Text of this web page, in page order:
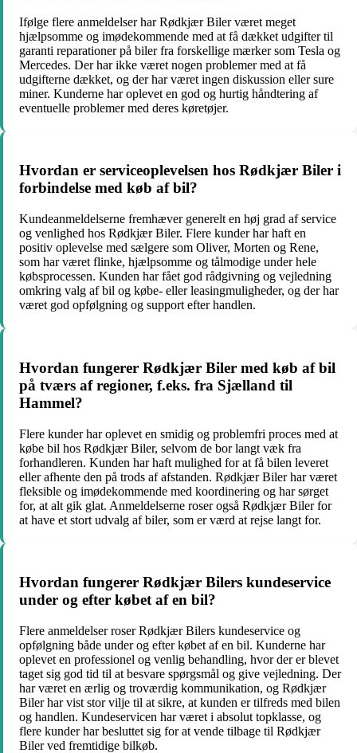
Ifølge flere anmeldelser har Rødkjær Biler været meget
hjælpsomme og imødekommende med at få dækket udgifter til
garanti reparationer på biler fra forskellige mærker som Tesla og
Mercedes. Der har ikke været nogen problemer med at få
udgifterne dækket, og der har været ingen diskussion eller sure
miner. Kunderne har oplevet en god og hurtig håndtering af
eventuelle problemer med deres køretøjer.
Hvordan er serviceoplevelsen hos Rødkjær Biler i
forbindelse med køb af bil?
Kundeanmeldelserne fremhæver generelt en høj grad af service
og venlighed hos Rødkjær Biler. Flere kunder har haft en
positiv oplevelse med sælgere som Oliver, Morten og Rene,
som har været flinke, hjælpsomme og tålmodige under hele
købsprocessen. Kunden har fået god rådgivning og vejledning
omkring valg af bil og købe- eller leasingmuligheder, og der har
været god opfølgning og support efter handlen.
Hvordan fungerer Rødkjær Biler med køb af bil
på tværs af regioner, f.eks. fra Sjælland til
Hammel?
Flere kunder har oplevet en smidig og problemfri proces med at
købe bil hos Rødkjær Biler, selvom de bor langt væk fra
forhandleren. Kunden har haft mulighed for at få bilen leveret
eller afhente den på trods af afstanden. Rødkjær Biler har været
fleksible og imødekommende med koordinering og har sørget
for, at alt gik glat. Anmeldelserne roser også Rødkjær Biler for
at have et stort udvalg af biler, som er værd at rejse langt for.
Hvordan fungerer Rødkjær Bilers kundeservice
under og efter købet af en bil?
Flere anmeldelser roser Rødkjær Bilers kundeservice og
opfølgning både under og efter købet af en bil. Kunderne har
oplevet en professionel og venlig behandling, hvor der er blevet
taget sig god tid til at besvare spørgsmål og give vejledning. Der
har været en ærlig og troværdig kommunikation, og Rødkjær
Biler har vist stor vilje til at sikre, at kunden er tilfreds med bilen
og handlen. Kundeservicen har været i absolut topklasse, og
flere kunder har besluttet sig for at vende tilbage til Rødkjær
Biler ved fremtidige bilkøb.